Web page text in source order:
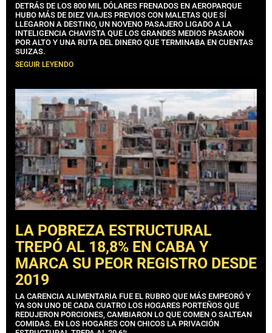
DETRÁS DE LOS 800 MIL DÓLARES FRENADOS EN AEROPARQUE
HUBO MÁS DE DIEZ VIAJES PREVIOS CON MALETAS QUE SÍ
LLEGARON A DESTINO, UN NOVENO PASAJERO LIGADO A LA
INTELIGENCIA CHAVISTA QUE LOS GRANDES MEDIOS PASARON
POR ALTO Y UNA RUTA DEL DINERO QUE TERMINABA EN CUENTAS
SUIZAS.
SEGUIR LEYENDO
LA POBREZA ESTRUCTURAL
TREPÓ AL 18,8% EN CABA Y
MARCA SU PEOR REGISTRO DESDE
2019
LA CARENCIA ALIMENTARIA FUE EL RUBRO QUE MÁS EMPEORÓ Y
YA SON UNO DE CADA CUATRO LOS HOGARES PORTEÑOS QUE
REDUJERON PORCIONES, CAMBIARON LO QUE COMEN O SALTEAN
COMIDAS. EN LOS HOGARES CON CHICOS LA PRIVACIÓN